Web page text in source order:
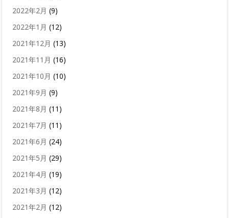
2022年2月 (9)
2022年1月 (12)
2021年12月 (13)
2021年11月 (16)
2021年10月 (10)
2021年9月 (9)
2021年8月 (11)
2021年7月 (11)
2021年6月 (24)
2021年5月 (29)
2021年4月 (19)
2021年3月 (12)
2021年2月 (12)